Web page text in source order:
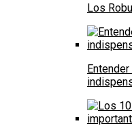
Los